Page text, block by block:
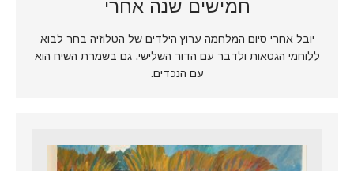
חמישים שנה אחרי
יובל אחרי סיום המלחמה ערוץ הילדים של הטלוזיה בחר לבוא
ללוחמי הגטאות ולדבר עם הדור השלישי. גם בשמרת השיח הוא
עם הנכדים.